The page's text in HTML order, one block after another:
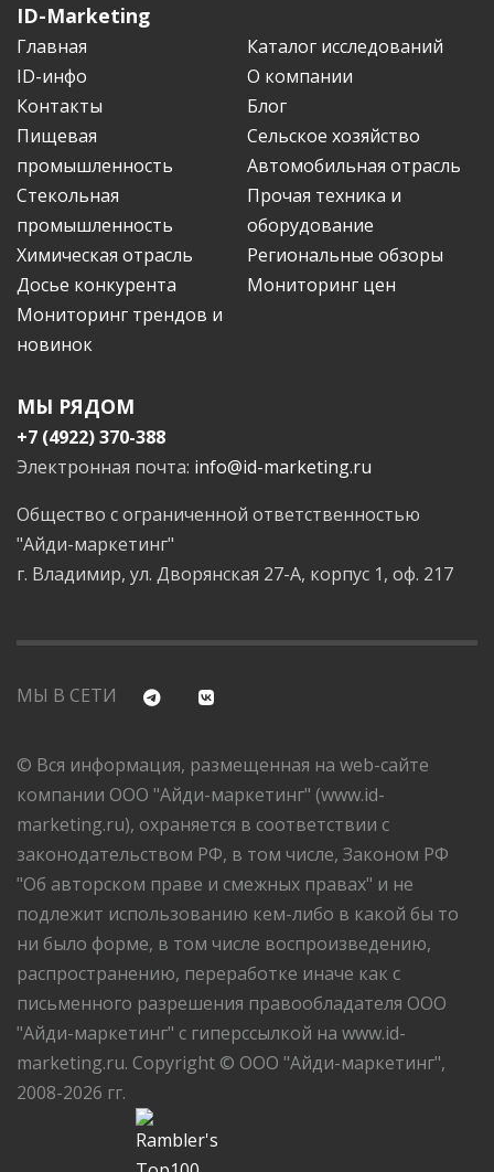
ID-Marketing
Главная
Каталог исследований
ID-инфо
О компании
Контакты
Блог
Пищевая
промышленность
Сельское хозяйство
Автомобильная отрасль
Стекольная
промышленность
Прочая техника и
оборудование
Химическая отрасль
Региональные обзоры
Досье конкурента
Мониторинг цен
Мониторинг трендов и
новинок
МЫ РЯДОМ
+7 (4922) 370-388
Электронная почта: info@id-marketing.ru
Общество с ограниченной ответственностью
"Айди-маркетинг"
г. Владимир, ул. Дворянская 27-А, корпус 1, оф. 217
МЫ В СЕТИ
© Вся информация, размещенная на web-сайте
компании ООО "Айди-маркетинг" (www.id-
marketing.ru), охраняется в соответствии с
законодательством РФ, в том числе, Законом РФ
"Об авторском праве и смежных правах" и не
подлежит использованию кем-либо в какой бы то
ни было форме, в том числе воспроизведению,
распространению, переработке иначе как с
письменного разрешения правообладателя ООО
"Айди-маркетинг" с гиперссылкой на www.id-
marketing.ru. Copyright © ООО "Айди-маркетинг",
2008-2026 гг.